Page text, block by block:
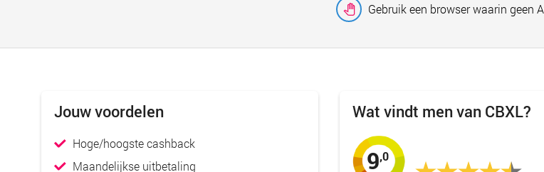
Gebruik een browser waarin geen
Jouw voordelen
Hoge/hoogste cashback
Maandelijkse uitbetaling
Wat vindt men van CBXL?
9,0